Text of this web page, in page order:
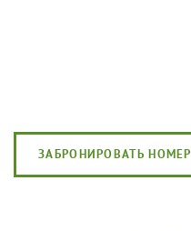
ЗАБРОНИРОВАТЬ НОМЕР